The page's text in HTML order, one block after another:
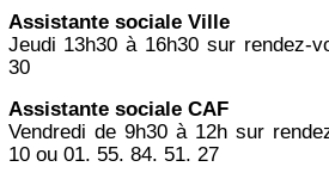
Assistante sociale Ville
Jeudi 13h30 à 16h30 sur rendez-
30
Assistante sociale CAF
Vendredi de 9h30 à 12h sur
10 ou 01. 55. 84. 51. 27